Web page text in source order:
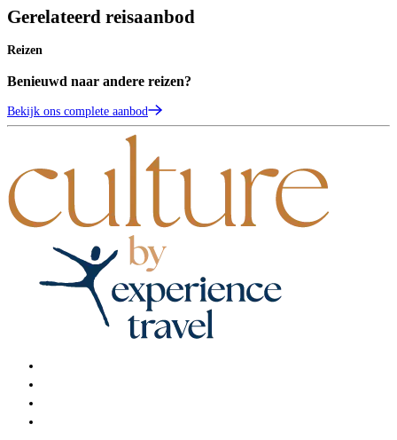
Gerelateerd reisaanbod
Reizen
Benieuwd naar andere reizen?
Bekijk ons complete aanbod